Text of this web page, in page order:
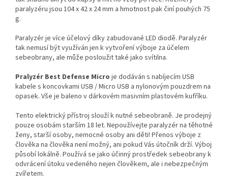
paralyzéru jsou 104 x 42 x 24 mm a hmotnost pak činí pouhých 75
g.
Paralyzér je více účelový díky zabudované LED diodě. Paralyzér
tak nemusí být využíván jen k vytvoření výboje za účelem
sebeobrany, ale může posloužit také jako svítilna.
Pralyzér Best Defense Micro je dodáván s nabíjecím USB
kabele s koncovkami USB / Micro USB a nylonovým pouzdrem na
opasek. Vše je baleno v dárkovém masivním plastovém kufříku.
Tento elektrický přístroj slouží k nutné sebeobraně. Je prodejný
pouze osobám starším 18 let. Nepoužívejte paralyzér na těhotné
ženy, starší osoby, nemocné osoby ani děti! Přenos výboje z
člověka na člověka není možný, ani pokud Vás útočník drží. Výboj
působí lokálně. Používá se jako účinný prostředek sebeobrany k
odvrácení útoku vedeného nejen člověkem, ale i nebezpečným
zvířetem.